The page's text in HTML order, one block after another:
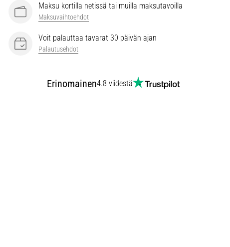
Maksu kortilla netissä tai muilla maksutavoilla
Maksuvaihtoehdot
Voit palauttaa tavarat 30 päivän ajan
Palautusehdot
Erinomainen4.8 viidestä